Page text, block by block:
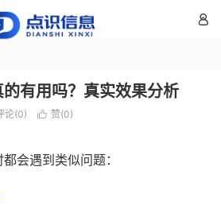

有用吗？真实效果分析
论(0)  赞(0)
都会遇到类似问题：